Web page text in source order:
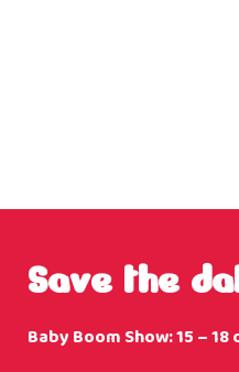
Save the
Baby Boom Show: 15 –